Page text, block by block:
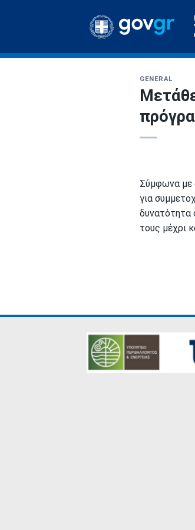
GENERAL
Σύμφωνα με
για
δυνατότητα
τους μέχρι